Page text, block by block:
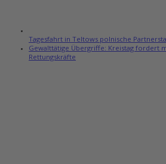
Tagesfahrt in Teltows polnische
Gewalttätige Übergriffe: Kreistag fordert
Rettungskräfte